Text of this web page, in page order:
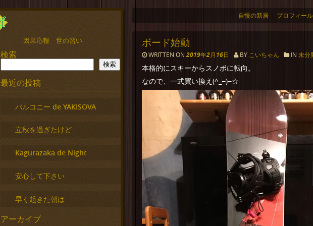
自慢の新居 プロフィール
ボード始動
WRITTEN ON2019年2月16日 BY こいちゃん IN未分
本格的にスキーからスノボに転向。
なので、一式買い換え(^_−)−☆
因果応報 世の習い
検索
検索
最近の投稿
バルコニー de YAKISOVA
立秋を過ぎたけど
Kagurazaka de Night
安心して下さい
早く起きた朝は
アーカイブ